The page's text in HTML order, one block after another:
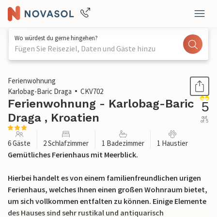
Wo würdest du gerne hingehen?
Fügen Sie Reiseziel, Daten und Gäste hinzu
1 / 24
Ferienwohnung
Karlobag-Baric Draga
CKV702
Ferienwohnung - Karlobag-Baric
Draga , Kroatien
5
out
of 5
6 Gäste 2 Schlafzimmer 1 Badezimmer 1 Haustier
Gemütliches Ferienhaus mit Meerblick.
Hierbei handelt es von einem familienfreundlichen urigen
Ferienhaus, welches Ihnen einen großen Wohnraum bietet,
um sich vollkommen entfalten zu können. Einige Elemente
des Hauses sind sehr rustikal und antiquarisch